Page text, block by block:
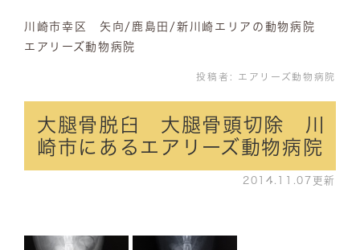
川崎市幸区 矢向/鹿島田/新川崎エリアの動物病院
エアリーズ動物病院
投稿者: エアリーズ動物病院
大腿骨脱臼 大腿骨頭切除 川
崎市にあるエアリーズ動物病院
2014.11.07更新